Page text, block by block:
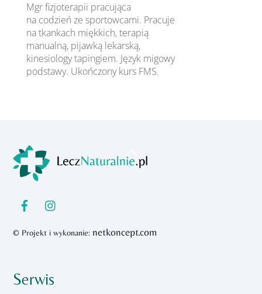
Mgr fizjoterapii pracująca
na codzień ze sportowcami. Pracuje
na tkankach miękkich, terapią
manualną, pijawką lekarską,
kinesiology tapingiem. Język migowy
podstawy. Ukończony kurs FMS.
To
© Projekt i wykonanie:netkoncept.com
Serwis